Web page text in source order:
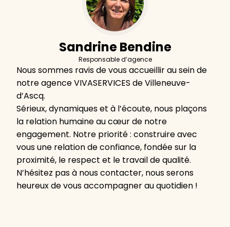
Sandrine Bendine
Responsable d’agence
Nous sommes ravis de vous accueillir au sein de
notre agence VIVASERVICES de Villeneuve-
d’Ascq.
Sérieux, dynamiques et à l’écoute, nous plaçons
la relation humaine au cœur de notre
engagement. Notre priorité : construire avec
vous une relation de confiance, fondée sur la
proximité, le respect et le travail de qualité.
N’hésitez pas à nous contacter, nous serons
heureux de vous accompagner au quotidien !